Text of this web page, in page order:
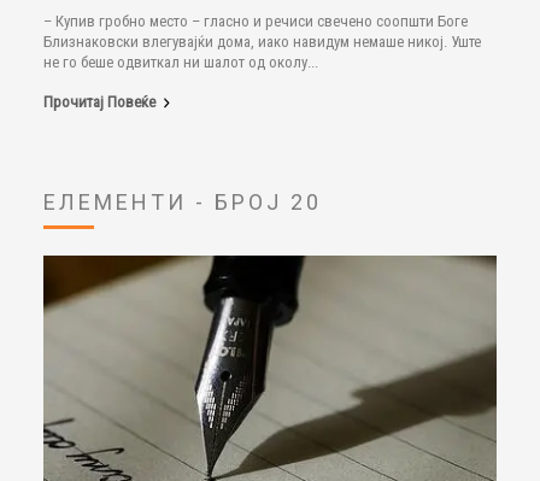
– Купив гробно место – гласно и речиси свечено соопшти Боге
Близнаковски влегувајќи дома, иако навидум немаше никој. Уште
не го беше одвиткал ни шалот од околу...
Прочитај Повеќе
ЕЛЕМЕНТИ - БРОЈ 20